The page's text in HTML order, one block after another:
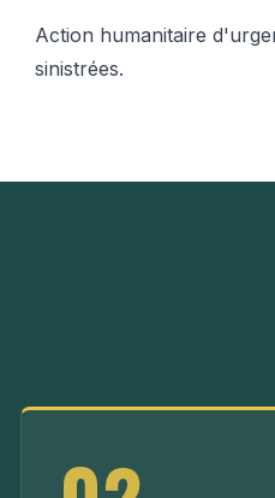
Action humanitaire
sinistrées.